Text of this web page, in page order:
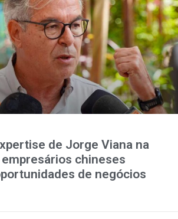
de Jorge Viana na
chineses
de negócios